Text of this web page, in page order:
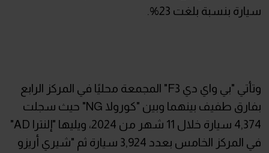
سيارة بنسبة بلغت 23%.
وتأتي "بي واي دي F3" المجمعة محليًا في المركز الرابع
بفارق طفيف بينهما وبين "كورولا NG" حيث سجلت
4,374 سيارة خلال 11 شهر من 2024، ويليها "إلنترا AD"
في المركز الخامس بعدد 3,924 سيارة ثم "شيري أريزو